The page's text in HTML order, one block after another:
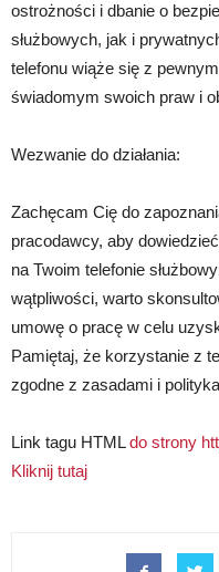
ostrożności i dbanie o
służbowych, jak i
telefonu wiąże się z
świadomym swoich praw i
Wezwanie do działania:
Zachęcam Cię do
pracodawcy, aby
na Twoim telefonie
wątpliwości, warto
umowę o pracę w celu
Pamiętaj, że korzystanie z
zgodne z zasadami i
Link tagu HTMLdo strony
Kliknij tutaj